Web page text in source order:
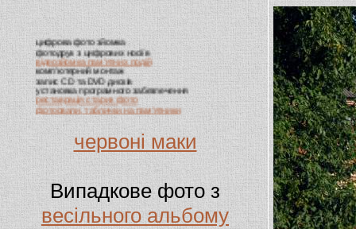
цифрова фото зйомка
фотодрук з цифрових носіїв
відеозйомка пам'ятних подій
комп'ютерний монтаж
запис CD та DVD дисків
установка програмного забезпечення
реставрація старих фото
фотоовали, таблички на пам'ятники
випускні альбоми, віньєтки
виготовлення візиток
червоні маки
Випадкове фото з
весільного альбому